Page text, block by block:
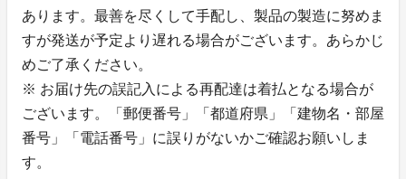
あります。最善を尽くして手配し、製品の製造に努めま
すが発送が予定より遅れる場合がございます。あらかじ
めご了承ください。
※ お届け先の誤記入による再配達は着払となる場合が
ございます。「郵便番号」「都道府県」「建物名・部屋
番号」「電話番号」に誤りがないかご確認お願いしま
す。